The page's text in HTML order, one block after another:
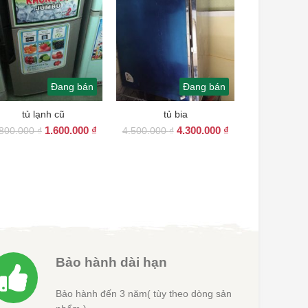
Đang bán
tủ lạnh cũ
₫ Giá
1.600.000 ₫Giá
Đang bán
tủ bia
4.500.000₫ Giá
4.300.000 ₫Giá
Bảo hành dài hạn
Bảo hành đến 3 năm( tùy theo dòng sản